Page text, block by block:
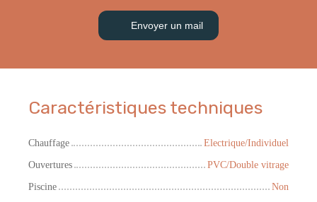
Envoyer un mail
Caractéristiques techniques
Chauffage
Electrique/Individuel
Ouvertures
PVC/Double vitrage
Piscine
Non